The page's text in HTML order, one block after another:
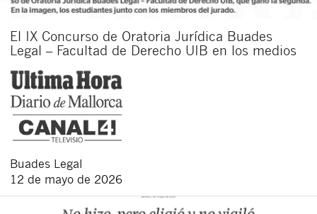
El IX Concurso de Oratoria Jurídica Buades
Legal – Facultad de Derecho UIB en los medios
Buades Legal
12 de mayo de 2026